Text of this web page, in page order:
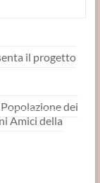
il progetto
dei
Amici della